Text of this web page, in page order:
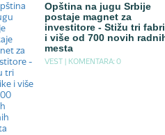
Opština na jugu Srbije
postaje magnet za
investitore - Stižu tri
i više od 700 novih
mesta
VEST | KOMENTARA: 0